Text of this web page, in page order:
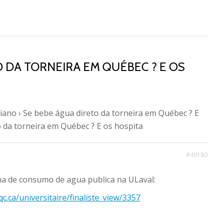
DA TORNEIRA EM QUÉBEC ? E OS
› Se bebe água direto da torneira em Québec ? E
da torneira em Québec ? E os hospita
#49180
de consumo de agua publica na ULaval:
universitaire/finaliste_view/3357